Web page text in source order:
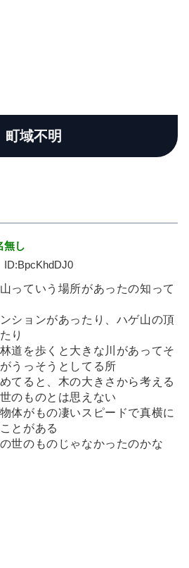
町域不明
無し
BpcKhdDJ0
っていう場所があったの知って
ションがあったり、ハゲ山の頂
り
道を歩くと大きな川があってそ
うっそうとしてる所
てると、木の大きさから考える
のものとは思えない
体がもの凄いスピードで真横に
とがある
世のものじゃなかったのかな